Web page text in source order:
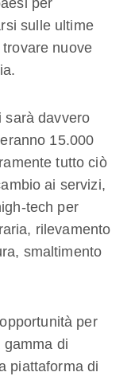
per
sulle ultime
nuove
sarà davvero
15.000
tutto ciò
ai servizi,
tech per
rilevamento
smaltimento
per
gamma di
piattaforma di